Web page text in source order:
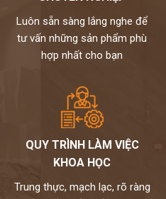
Luôn sẵn sàng lắng nghe để
tư vấn những sản phẩm phù
hợp nhất cho bạn
QUY TRÌNH LÀM VIỆC
KHOA HỌC
Trung thực, mạch lạc, rõ ràng